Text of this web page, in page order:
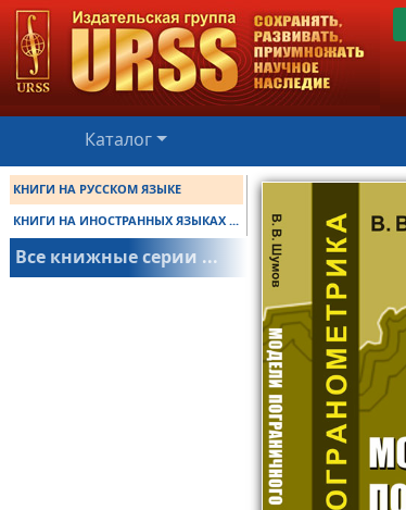
Каталог
КНИГИ НА РУССКОМ ЯЗЫКЕ
КНИГИ НА ИНОСТРАННЫХ ЯЗЫКАХ ...
Все книжные серии ...